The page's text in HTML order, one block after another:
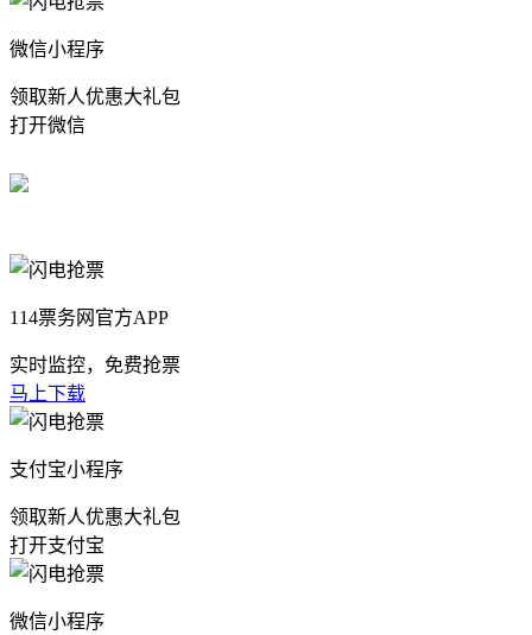
微信小程序
领取新人优惠大礼包
打开微信
114票务网官方APP
实时监控，免费抢票
马上下载
支付宝小程序
领取新人优惠大礼包
打开支付宝
微信小程序